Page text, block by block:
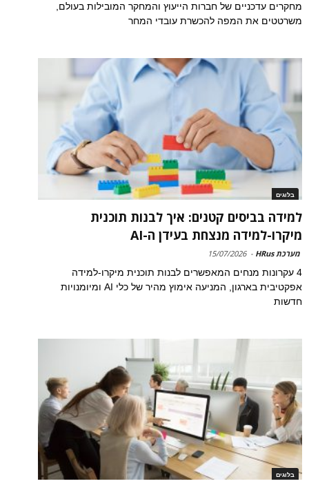
מחקרים עדכניים של חברות הייעוץ והמחקר המובילות בעולם,
משרטטים את המפה להכשרת עובדי המחר
בלוגים
למידה בביסים קטנים: איך לבנות תוכנית
מיקרו-למידה מנצחת בעידן ה-AI
מערכת HRus -
15/07/2026
4 עקרונות מנחים המאפשרים לבנות תוכנית מיקרו-למידה
אפקטיבית בארגון, המניעה אימוץ מהיר של כלי AI ומיומנויות
חדשות
בלוגים